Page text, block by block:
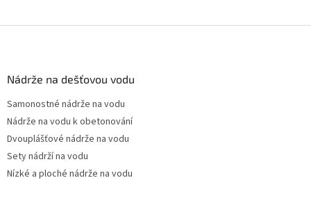
Nádrže na dešťovou vodu
Samonostné nádrže na vodu
Nádrže na vodu k obetonování
Dvouplášťové nádrže na vodu
Sety nádrží na vodu
Nízké a ploché nádrže na vodu